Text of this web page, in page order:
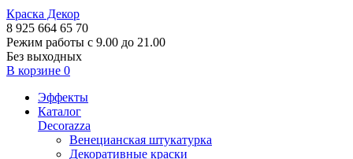
Краска Декор
8 925 664 65 70
Режим работы с 9.00 до 21.00
Без выходных
В корзине 0
Эффекты
Каталог
Decorazza
Венецианская штукатурка
Декоративные краски